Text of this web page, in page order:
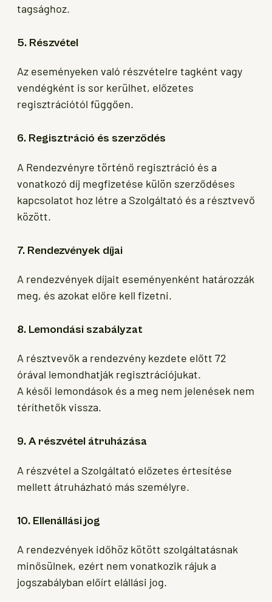
tagsághoz.
5. Részvétel
Az eseményeken való részvételre tagként vagy
vendégként is sor kerülhet, előzetes
regisztrációtól függően.
6. Regisztráció és szerződés
A Rendezvényre történő regisztráció és a
vonatkozó díj megfizetése külön szerződéses
kapcsolatot hoz létre a Szolgáltató és a résztvevő
között.
7. Rendezvények díjai
A rendezvények díjait eseményenként határozzák
meg, és azokat előre kell fizetni.
8. Lemondási szabályzat
A résztvevők a rendezvény kezdete előtt 72
órával lemondhatják regisztrációjukat.
A késői lemondások és a meg nem jelenések nem
téríthetők vissza.
9. A részvétel átruházása
A részvétel a Szolgáltató előzetes értesítése
mellett átruházható más személyre.
10. Ellenállási jog
A rendezvények időhöz kötött szolgáltatásnak
minősülnek, ezért nem vonatkozik rájuk a
jogszabályban előírt elállási jog.